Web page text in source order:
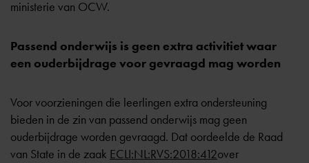
ministerie van OCW.
Passend onderwijs is geen extra activitiet waar
een ouderbijdrage voor gevraagd mag worden
Voor voorzieningen die leerlingen extra ondersteuning
bieden in de zin van passend onderwijs mag geen
ouderbijdrage worden gevraagd. Dat oordeelde de Raad
van State in de zaak ECLI:NL:RVS:2018:412over